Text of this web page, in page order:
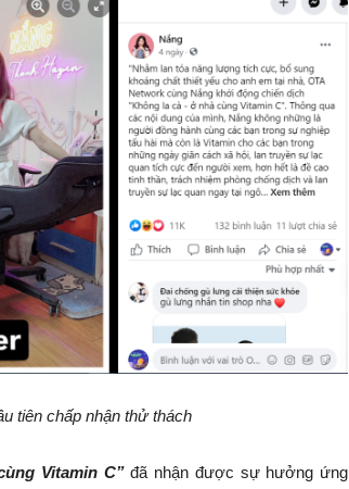
tiên chấp nhận thử thách
Vitamin C”đã nhận được sự hưởng ứng